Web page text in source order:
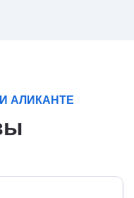
АЛИКАНТЕ